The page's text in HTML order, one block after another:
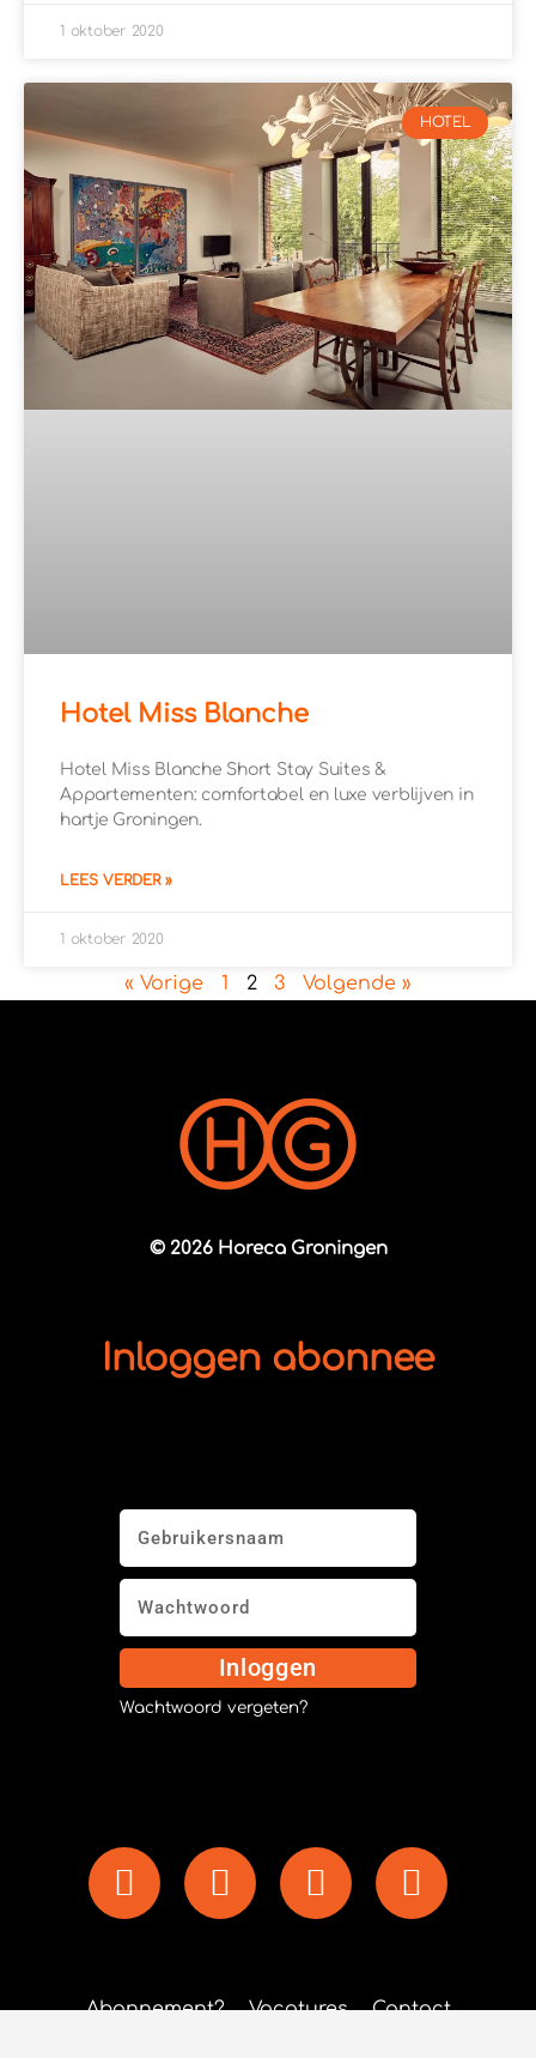
1 oktober 2020
HOTEL
Hotel Miss Blanche
Hotel Miss Blanche Short Stay Suites &
Appartementen: comfortabel en luxe verblijven in
hartje Groningen.
LEES VERDER »
1 oktober 2020
« Vorige 1 2 3 Volgende »
© 2026 Horeca Groningen
Inloggen abonnee
Inloggen
Wachtwoord vergeten?
Abonnement? Vacatures
Contact